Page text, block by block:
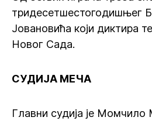
тридесетшестогодишњег
Јовановића који диктира
Новог Сада.
СУДИЈА МЕЧА
Главни судија је Момчило